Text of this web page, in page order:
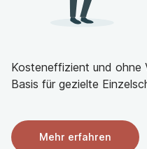
Ein engagiertes, für
Eine gute Perspektive
langfristige
Digitales und
Hierarchien
Kosteneffizient und ohne
Basis für gezielte
Mehr erfahren